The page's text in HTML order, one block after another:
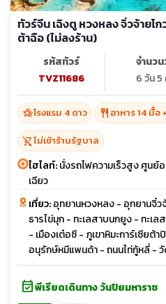
ทัวร์จีน เฉิงตู หวงหลง จิ่วจ้ายโกว ต๋ากู่ปิงชวน หนานเฉียว วัด
ต้าฉือ (ไม่ลงร้าน)
รหัสทัวร์
TVZ11686
จำนว
6 วัน 5
hotel_classโรงแรม 4 ดาว restaurant อาหาร 14 มื้อ
shopping_cart_offไม่เข้าร้านรัฐบาล
ไฮไลท์:นั่งรถไฟความเร็วสูง ศูนย์
เฉียว
เที่ยว:อุทยานหวงหลง - อุทยานจิ๋ว
ธารไข่มุก - ทะเลสาบนกยูง - ทะเ
- เมืองเต๋อซี - ภูเขาหิมะการ์เซียต้
อนุรักษ์หมีแพนด้า - ถนนไท่กู้หลี่ -
event_availableพีเรียดเดินทาง วันปิยมหาราช